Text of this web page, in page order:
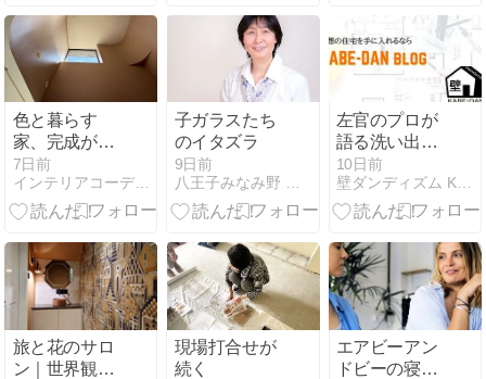
＃601
色と暮らす
家、完成が近
づいてきまし
た！
7日前
インテリアコーディネーター荒井詩万のブログ
子ガラスたち
のイタズラ
9日前
八王子みなみ野 まるとハウス
左官のプロが
語る洗い出し
の仕上げ方と
ポイント|ヤブ
原「ストーン
ンタビュー
10日前
壁ダンディズム KABE-DAN
旅と花のサロ
ン｜世界観を
現場打合せが
続く
エアビーアン
ドビーの寝具